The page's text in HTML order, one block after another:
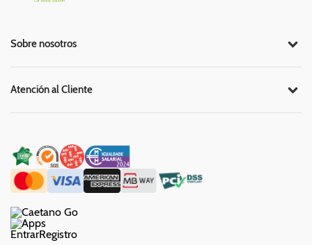
Sobre nosotros
Atención al Cliente
EntrarRegistro